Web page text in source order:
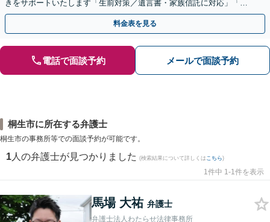
きをサポートいたします「生前対策／遺言書・家族信託に対応」「遺
産整理業務の代行あり」【電話相談】
料金表を見る
電話で面談予約 メールで面談予約
桐生市に所在する弁護士
桐生市の事務所等での面談予約が可能です。
1 人の弁護士が見つかりました (検索結果について詳しくは こちら)
1件中 1-1件を表示
馬場 大祐 弁護士
弁護士法人わたらせ法律事務所